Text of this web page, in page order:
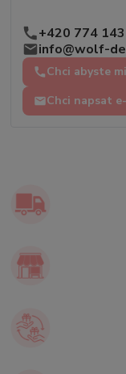
+420 774
info@wolf-
Chci abyste
Chci napsat